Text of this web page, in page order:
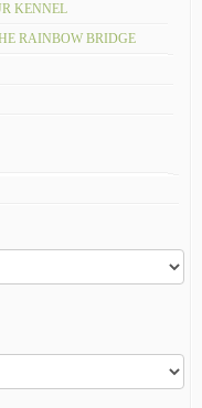
KENNEL
RAINBOW BRIDGE